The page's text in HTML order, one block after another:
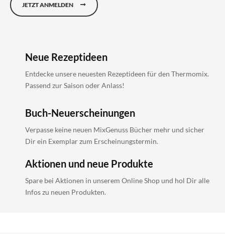
JETZT ANMELDEN
Neue Rezeptideen
Entdecke unsere neuesten Rezeptideen für den Thermomix.
Passend zur Saison oder Anlass!
Buch-Neuerscheinungen
Verpasse keine neuen MixGenuss Bücher mehr und sicher
Dir ein Exemplar zum Erscheinungstermin.
Aktionen und neue Produkte
Spare bei Aktionen in unserem Online Shop und hol Dir alle
Infos zu neuen Produkten.